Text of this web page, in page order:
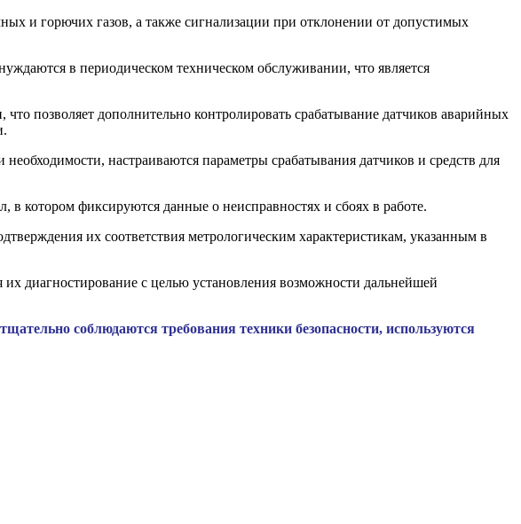
и горючих газов, а также сигнализации при отклонении от допустимых
в периодическом техническом обслуживании, что является
позволяет дополнительно контролировать срабатывание датчиков аварийных
настраиваются параметры срабатывания датчиков и средств для
в котором фиксируются данные о неисправностях и сбоях в работе.
их соответствия метрологическим характеристикам, указанным в
диагностирование с целью установления возможности дальнейшей
соблюдаются требования техники безопасности, используются